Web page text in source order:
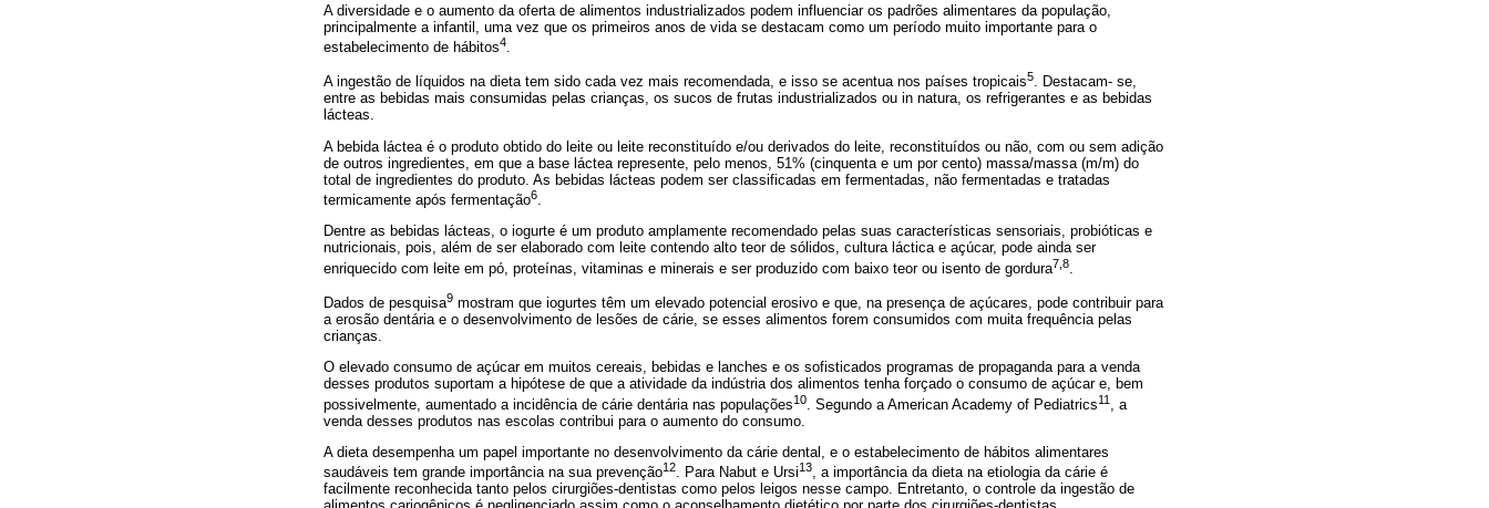
A diversidade e o aumento da oferta de alimentos industrializados podem influenciar os padrões alimentares da população,
principalmente a infantil, uma vez que os primeiros anos de vida se destacam como um período muito importante para o
estabelecimento de hábitos4
A ingestão de líquidos na dieta tem sido cada vez mais recomendada, e isso se acentua nos países tropicais5. Destacam- se,
entre as bebidas mais consumidas pelas crianças, os sucos de frutas industrializados ou in natura, os refrigerantes e as bebidas
lácteas.
A bebida láctea é o produto obtido do leite ou leite reconstituído e/ou derivados do leite, reconstituídos ou não, com ou sem adição
de outros ingredientes, em que a base láctea represente, pelo menos, 51% (cinquenta e um por cento) massa/massa (m/m) do
total de ingredientes do produto. As bebidas lácteas podem ser classificadas em fermentadas, não fermentadas e tratadas
termicamente após fermentação6.
Dentre as bebidas lácteas, o iogurte é um produto amplamente recomendado pelas suas características sensoriais, probióticas e
nutricionais, pois, além de ser elaborado com leite contendo alto teor de sólidos, cultura láctica e açúcar, pode ainda ser
enriquecido com leite em pó, proteínas, vitaminas e minerais e ser produzido com baixo teor ou isento de gordura7,8
Dados de pesquisa9 mostram que iogurtes têm um elevado potencial erosivo e que, na presença de açúcares, pode contribuir para
a erosão dentária e o desenvolvimento de lesões de cárie, se esses alimentos forem consumidos com muita frequência pelas
crianças.
O elevado consumo de açúcar em muitos cereais, bebidas e lanches e os sofisticados programas de propaganda para a venda
desses produtos suportam a hipótese de que a atividade da indústria dos alimentos tenha forçado o consumo de açúcar e, bem
possivelmente, aumentado a incidência de cárie dentária nas populações10 . Segundo a American Academy of Pediatrics11
, a
venda desses produtos nas escolas contribui para o aumento do consumo.
A dieta desempenha um papel importante no desenvolvimento da cárie dental, e o estabelecimento de hábitos alimentares
saudáveis tem grande importância na sua prevenção12. Para Nabut e Ursi13, a importância da dieta na etiologia da cárie é
facilmente reconhecida tanto pelos cirurgiões-dentistas como pelos leigos nesse campo. Entretanto, o controle da ingestão de